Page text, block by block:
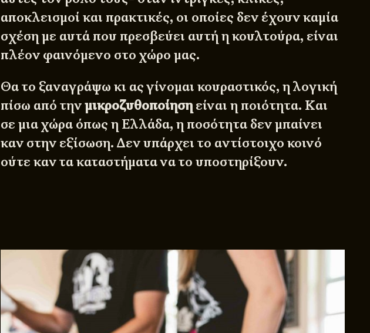
αποκλεισμοί και πρακτικές, οι οποίες δεν έχουν καμία
σχέση με αυτά που πρεσβεύει αυτή η κουλτούρα, είναι
πλέον φαινόμενο στο χώρο μας.
Θα το ξαναγράψω κι ας γίνομαι κουραστικός, η λογική
πίσω από τηνμικροζυθοποίηση είναι η ποιότητα. Και
σε μια χώρα όπως η Ελλάδα, η ποσότητα δεν μπαίνει
καν στην εξίσωση. Δεν υπάρχει το αντίστοιχο κοινό
ούτε καν τα καταστήματα να το υποστηρίξουν.